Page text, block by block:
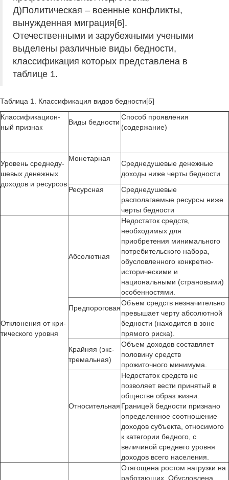
Д)Политическая – военные конфликты,
вынужденная миграция[6].
Отечественными и зарубежными учеными
выделены различные виды бедности,
классификация которых представлена в
таблице 1.
Таблица 1. Классификация видов бедности[5]
Классификацион­
ный признак
Виды бедности
Способ проявления
(содержание)
Уровень среднеду­
шевых денежных
доходов и ресурсов
Монетарная
Среднедушевые денежные
доходы ниже черты бедности
Ресурсная
Среднедушевые
располагаемые ресурсы ниже
черты бедности
Отклонения от кри­
тического уровня
Абсолютная
Недостаток средств,
необходимых для
приобретения минимального
потребительского набора,
обусловленного конкретно-
историческими и
национальными (страновыми)
особенностями.
Предпороговая
Объем средств незначительно
превышает черту абсолютной
бедно­сти (находится в зоне
прямого риска).
Крайняя (экс­
тремальная)
Объем доходов составляет
половину средств
прожиточного миниму­ма.
Относительная
Недостаток средств не
позволяет вести принятый в
обществе образ жизни.
Границей бедности признано
определенное соотношение
доходов субъекта, относимого
к категории бедного, с
величиной среднего уровня
доходов всего населения.
Отягощена ростом нагрузки на
работающих. Обусловлена